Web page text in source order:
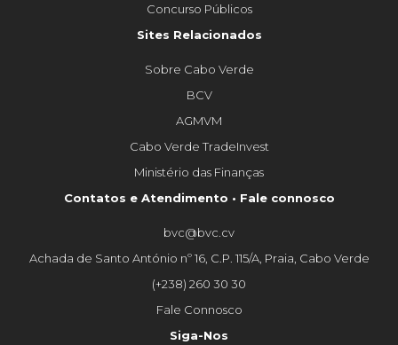
Concurso Públicos
Sites Relacionados
Sobre Cabo Verde
BCV
AGMVM
Cabo Verde TradeInvest
Ministério das Finanças
Contatos e Atendimento • Fale connosco
bvc@bvc.cv
Achada de Santo António nº 16, C.P. 115/A, Praia, Cabo Verde
(+238) 260 30 30
Fale Connosco
Siga-Nos